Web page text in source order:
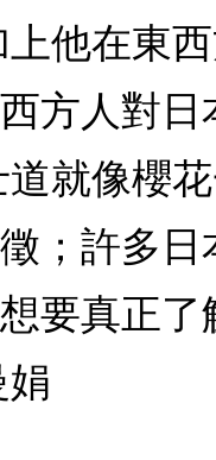
他在東
方人對
就像櫻
；許多
要真正了